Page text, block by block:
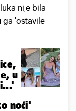
nije bila
ga 'ostavile
u
noći'